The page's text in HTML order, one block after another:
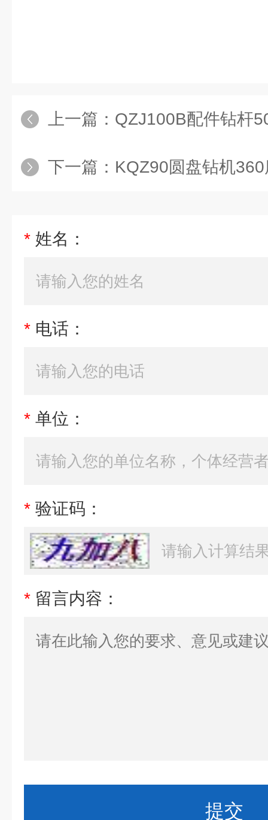
上一篇： QZJ100B配件钻杆
下一篇： KQZ90圆盘钻机
* 姓名：
* 电话：
* 单位：
* 验证码：
* 留言内容：